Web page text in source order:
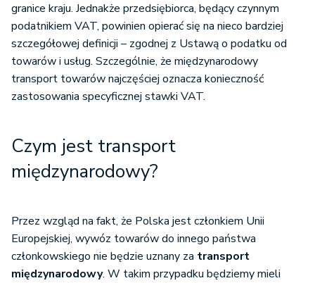
granice kraju. Jednakże przedsiębiorca, będący czynnym
podatnikiem VAT, powinien opierać się na nieco bardziej
szczegółowej definicji – zgodnej z Ustawą o podatku od
towarów i usług. Szczególnie, że międzynarodowy
transport towarów najczęściej oznacza konieczność
zastosowania specyficznej stawki VAT.
Czym jest transport
międzynarodowy?
Przez wzgląd na fakt, że Polska jest członkiem Unii
Europejskiej, wywóz towarów do innego państwa
członkowskiego nie będzie uznany za transport
międzynarodowy. W takim przypadku będziemy mieli